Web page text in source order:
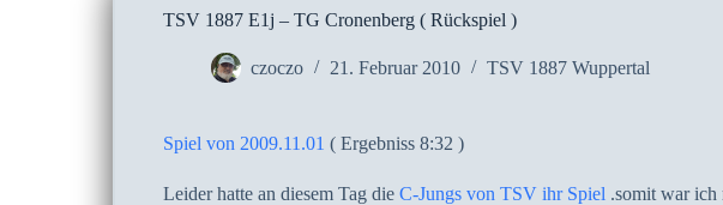
TSV 1887 E1j – TG Cronenberg ( Rückspiel )
czoczo 21. Februar 2010 TSV 1887 Wuppertal
Spiel von 2009.11.01 ( Ergebniss 8:32 )
Leider hatte an diesem Tag die C-Jungs von TSV ihr Spiel .somit war ich